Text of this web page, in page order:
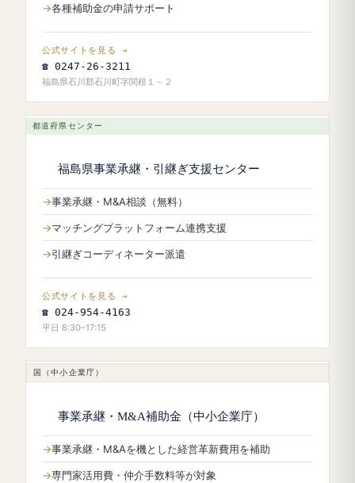
各種補助金の申請サポート
公式サイトを見る →
☎ 0247-26-3211
福島県石川郡石川町字関根１－２
都道府県センター
福島県事業承継・引継ぎ支援センター
事業承継・M&A相談（無料）
マッチングプラットフォーム連携支援
引継ぎコーディネーター派遣
公式サイトを見る →
☎ 024-954-4163
平日 8:30–17:15
国（中小企業庁）
事業承継・M&A補助金（中小企業庁）
事業承継・M&Aを機とした経営革新費用を補助
専門家活用費・仲介手数料等が対象